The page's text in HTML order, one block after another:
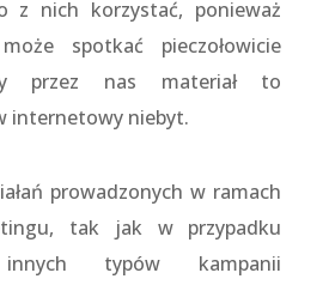
z nich korzystać, ponieważ
spotkać pieczołowicie
przez nas materiał to
internetowy niebyt.
prowadzonych w ramach
tak jak w przypadku
innych typów kampanii